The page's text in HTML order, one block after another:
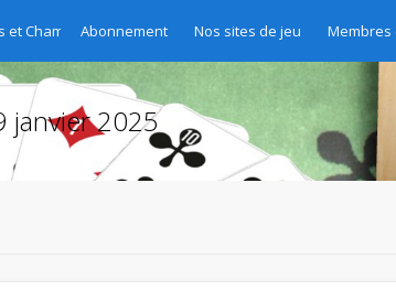
Abonnement Nos sites de jeu Membres
et Championnats du site
janvier 2025